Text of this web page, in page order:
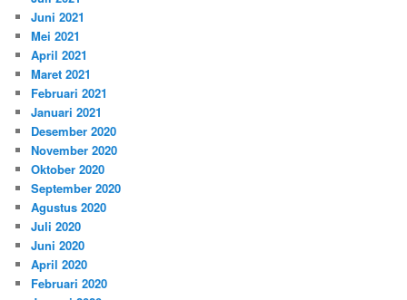
Juni 2021
Mei 2021
April 2021
Maret 2021
Februari 2021
Januari 2021
Desember 2020
November 2020
Oktober 2020
September 2020
Agustus 2020
Juli 2020
Juni 2020
April 2020
Februari 2020